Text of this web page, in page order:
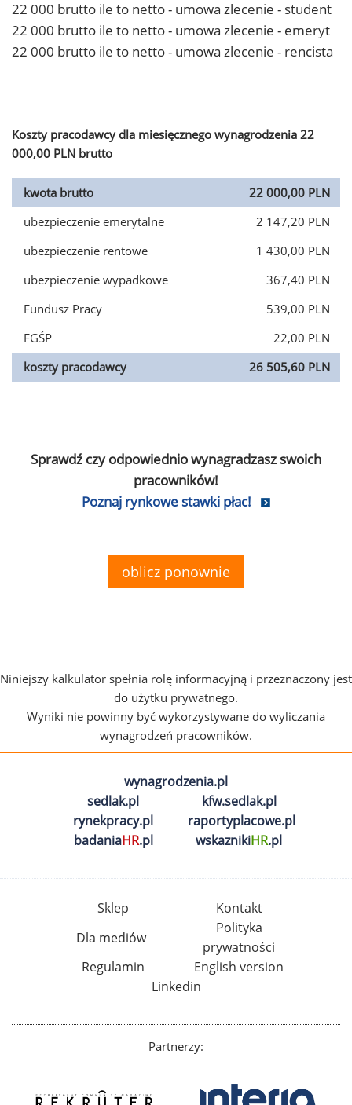
22 000 brutto ile to netto - umowa zlecenie - student
22 000 brutto ile to netto - umowa zlecenie - emeryt
22 000 brutto ile to netto - umowa zlecenie - rencista
Koszty pracodawcy dla miesięcznego wynagrodzenia 22
000,00 PLN brutto
kwota brutto
22 000,00 PLN
ubezpieczenie emerytalne
2 147,20 PLN
ubezpieczenie rentowe
1 430,00 PLN
ubezpieczenie wypadkowe
367,40 PLN
Fundusz Pracy
539,00 PLN
FGŚP
22,00 PLN
koszty pracodawcy
26 505,60 PLN
Sprawdź czy odpowiednio wynagradzasz swoich
pracowników!
Poznaj rynkowe stawki płac!
oblicz ponownie
Niniejszy kalkulator spełnia rolę informacyjną i przeznaczony jest
do użytku prywatnego.
Wyniki nie powinny być wykorzystywane do wyliczania
wynagrodzeń pracowników.
wynagrodzenia.pl
sedlak.pl
kfw.sedlak.pl
rynekpracy.pl
raportyplacowe.pl
badaniaHR.pl wskaznikiHR.pl
Sklep
Kontakt
Dla mediów
Polityka
prywatności
Regulamin
English version
Linkedin
Partnerzy: